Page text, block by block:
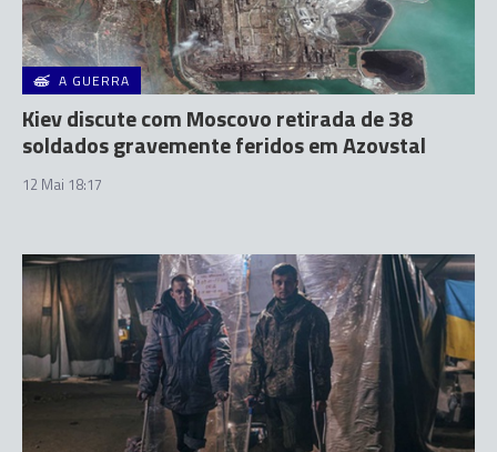
A GUERRA
Kiev discute com Moscovo retirada de 38
soldados gravemente feridos em Azovstal
12 Mai 18:17